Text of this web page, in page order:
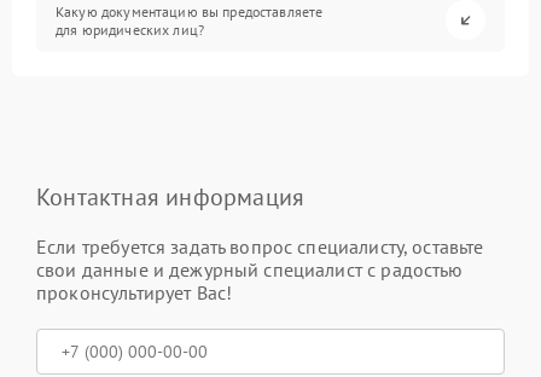
Какую документацию вы предоставляете
для юридических лиц?
Контактная информация
Если требуется задать вопрос специалисту, оставьте
свои данные и дежурный специалист с радостью
проконсультирует Вас!